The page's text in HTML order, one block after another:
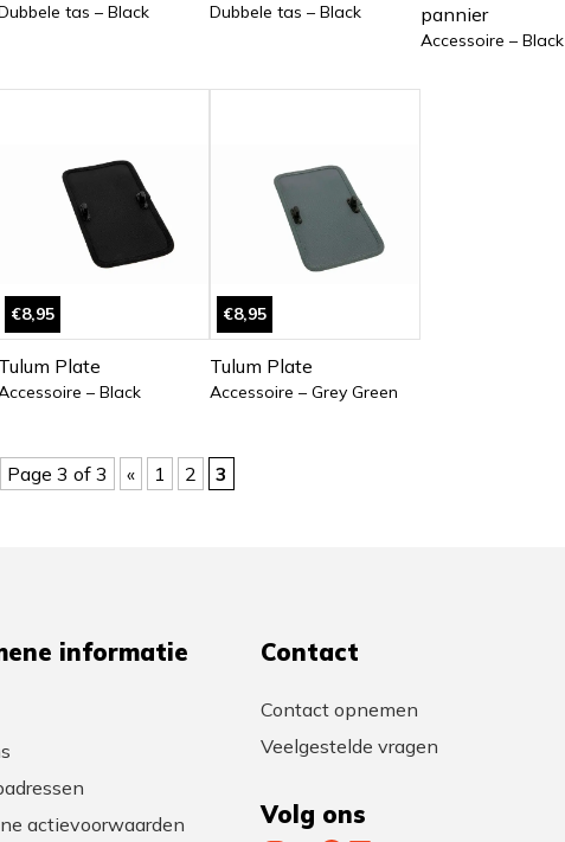
tas – Black Dubbele tas – Black
pannier
Accessoire – Black
€8,95
Tulum Plate
– Black
€8,95
Tulum Plate
Accessoire – Grey Green
Page 3 of 3 « 1 2 3
informatie
actievoorwaarden
Contact
Contact opnemen
Veelgestelde vragen
Volg ons